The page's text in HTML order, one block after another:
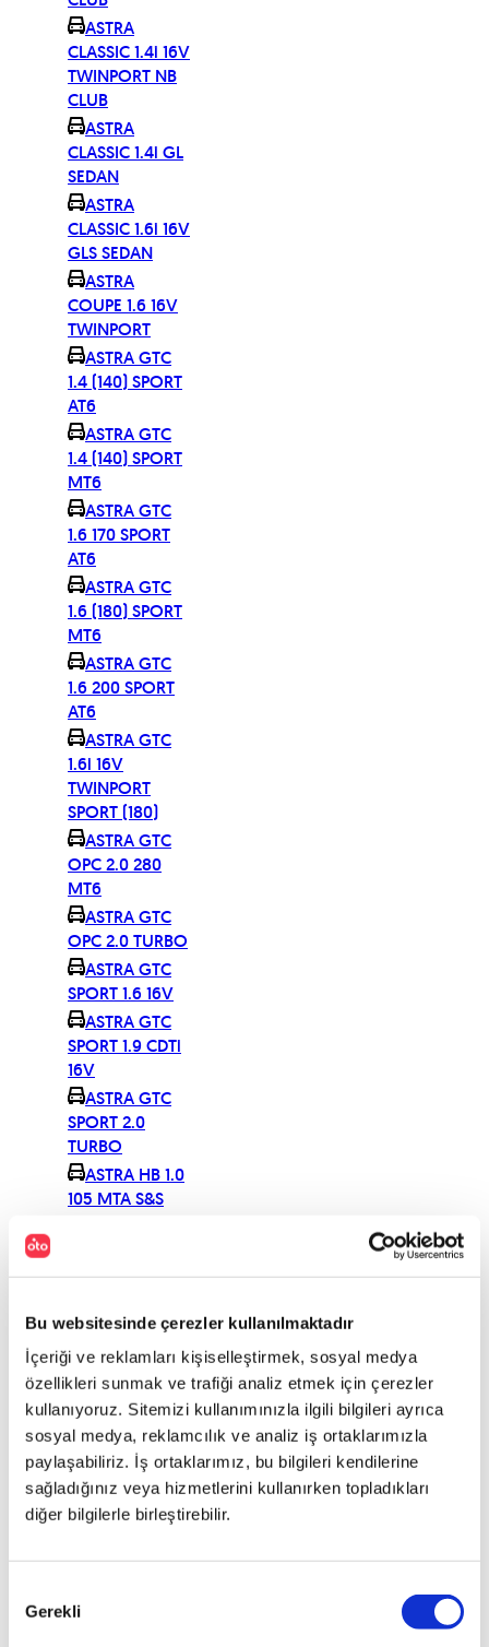
Bu websitesinde çerezler kullanılmaktadır
İçeriği ve reklamları kişiselleştirmek, sosyal medya
özellikleri sunmak ve trafiği analiz etmek için çerezler
kullanıyoruz. Sitemizi kullanımınızla ilgili bilgileri ayrıca
sosyal medya, reklamcılık ve analiz iş ortaklarımızla
paylaşabiliriz. İş ortaklarımız, bu bilgileri kendilerine
sağladığınız veya hizmetlerini kullanırken topladıkları
diğer bilgilerle birleştirebilir.
Seçimi
Gerekli
ASTRA
CLASSIC 1.4i 16V
TWINPORT NB
CLUB
ASTRA
CLASSIC 1.4i GL
SEDAN
ASTRA
CLASSIC 1.6i 16V
GLS SEDAN
ASTRA
COUPE 1.6 16V
TWINPORT
ASTRA GTC
1.4 (140) SPORT
AT6
ASTRA GTC
1.4 (140) SPORT
MT6
ASTRA GTC
1.6 170 SPORT
AT6
ASTRA GTC
1.6 (180) SPORT
MT6
ASTRA GTC
1.6 200 SPORT
AT6
ASTRA GTC
1.6i 16V
TWINPORT
SPORT (180)
ASTRA GTC
OPC 2.0 280
MT6
ASTRA GTC
OPC 2.0 TURBO
ASTRA GTC
SPORT 1.6 16V
ASTRA GTC
SPORT 1.9 CDTi
16V
ASTRA GTC
SPORT 2.0
TURBO
ASTRA HB 1.0
105 MTA S&S
105 MTA S&S
ASTRA HB 1.2
110 MT6 OZEL
SERI EDITION
ASTRA HB 1.2
110 MT6 OZEL
SERI ENJOY
ASTRA HB 1.2
145 MT6 OZEL
SERI EDITION
ASTRA HB 1.2
SERI ENJOY